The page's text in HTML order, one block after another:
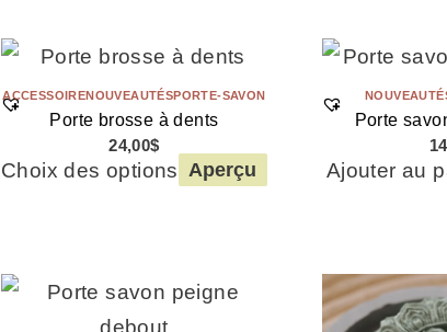
ACCESSOIRENOUVEAUTÉSPORTE-SAVON
Porte brosse à dents
24,00$
Choix des options Aperçu
Porte
Ajouter au